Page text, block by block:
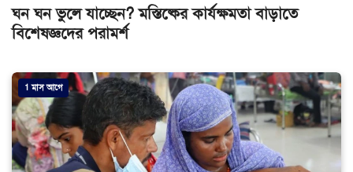
ঘন ঘন ভুলে যাচ্ছেন? মস্তিষ্কের কার্যক্ষমতা বাড়াতে
বিশেষজ্ঞদের পরামর্শ
1 মাস আগে